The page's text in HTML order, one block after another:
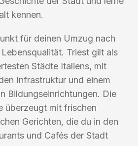
kennen.
für deinen Umzug nach
Triest gilt als
Städte Italiens, mit
Infrastruktur und einem
Bildungseinrichtungen. Die
überzeugt mit frischen
Gerichten, die du in den
und Cafés der Stadt